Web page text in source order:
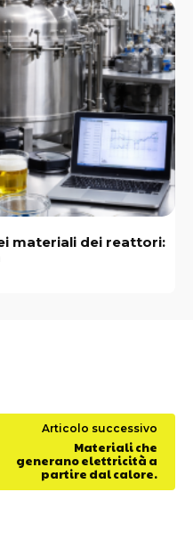
materiali dei reattori:
Articolo successivo
Materiali che
generano elettricità a
partire dal calore.